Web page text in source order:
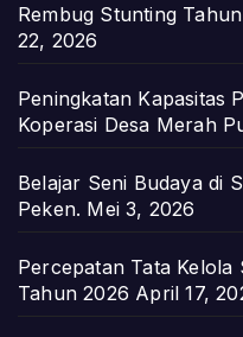
Rembug Stunting
22, 2026
Peningkatan Kapasitas
Koperasi Desa Merah
Belajar Seni Budaya di
Peken. Mei 3, 2026
Percepatan Tata
Tahun 2026 April 17,